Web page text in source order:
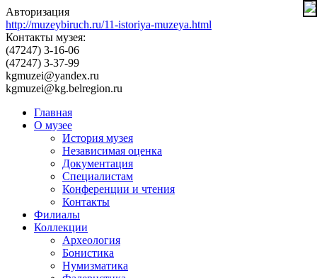
Авторизация
http://muzeybiruch.ru/11-istoriya-muzeya.html
Контакты музея:
(47247) 3-16-06
(47247) 3-37-99
kgmuzei@yandex.ru
kgmuzei@kg.belregion.ru
Главная
О музее
История музея
Независимая оценка
Документация
Специалистам
Конференции и чтения
Контакты
Филиалы
Коллекции
Археология
Бонистика
Нумизматика